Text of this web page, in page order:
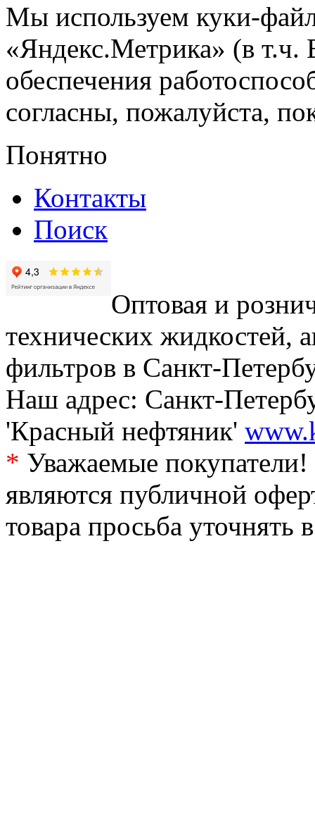
Мы используем куки-
«Яндекс.Метрика» (в т.ч.
обеспечения
согласны, пожалуйста,
Понятно
Контакты
Поиск
Оптовая и
технических жидкостей,
фильтров в Санкт-
Наш адрес: Санкт-
'Красный нефтяник'
* Уважаемые
являются публичной
товара просьба уточнять